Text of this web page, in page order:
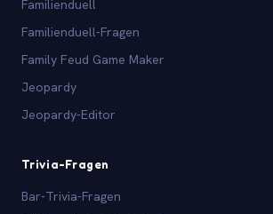
Familienduell
Familienduell-Fragen
Family Feud Game Maker
Jeopardy
Jeopardy-Editor
Trivia-Fragen
Bar-Trivia-Fragen